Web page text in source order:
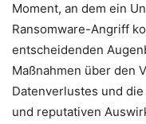
Moment, an dem ein
Ransomware-Angriff
entscheidenden
Maßnahmen über den
Datenverlustes und
und reputativen